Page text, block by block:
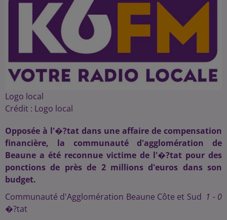
Logo local
Crédit : Logo local
Opposée à l'�?tat dans une affaire de compensation
financière, la communauté d'agglomération de
Beaune a été reconnue victime de l'�?tat pour des
ponctions de près de 2 millions d'euros dans son
budget.
Communauté d'Agglomération Beaune Côte et Sud 1 - 0
�?tat